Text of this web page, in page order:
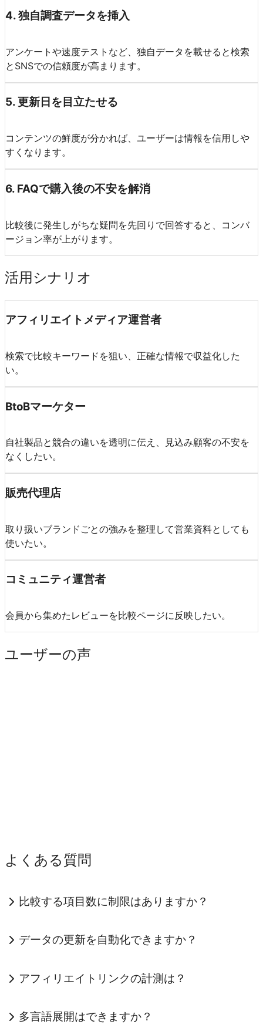
4.独自調査データを挿入
アンケートや速度テストなど、独自データを載せると検索
とSNSでの信頼度が高まります。
5.更新日を目立たせる
コンテンツの鮮度が分かれば、ユーザーは情報を信用しや
すくなります。
6. FAQで購入後の不安を解消
比較後に発生しがちな疑問を先回りで回答すると、コンバ
ージョン率が上がります。
活用シナリオ
アフィリエイトメディア運営者
検索で比較キーワードを狙い、正確な情報で収益化した
い。
BtoBマーケター
自社製品と競合の違いを透明に伝え、見込み顧客の不安を
なくしたい。
販売代理店
取り扱いブランドごとの強みを整理して営業資料としても
使いたい。
コミュニティ運営者
会員から集めたレビューを比較ページに反映したい。
ユーザーの声
よくある質問
比較する項目数に制限はありますか？
データの更新を自動化できますか？
アフィリエイトリンクの計測は？
多言語展開はできますか？